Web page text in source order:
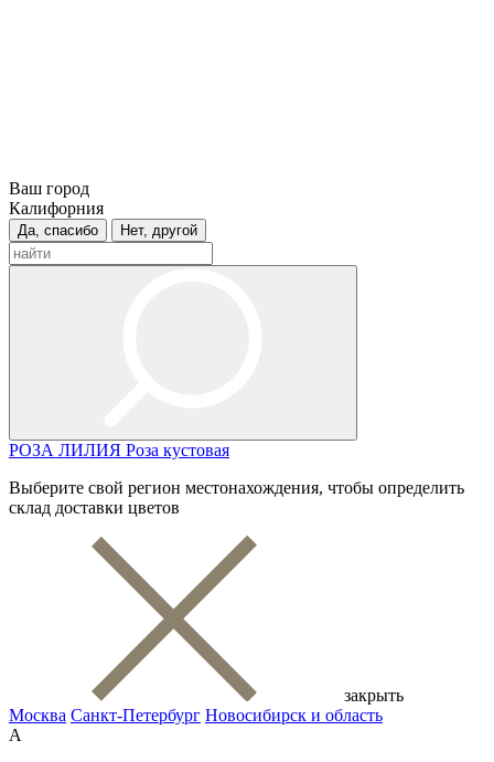
Ваш город
Калифорния
Да, спасибо Нет, другой
РОЗА ЛИЛИЯ Роза кустовая
Выберите свой регион местонахождения, чтобы определить
склад доставки цветов
закрыть
Москва Санкт-Петербург Новосибирск и область
А